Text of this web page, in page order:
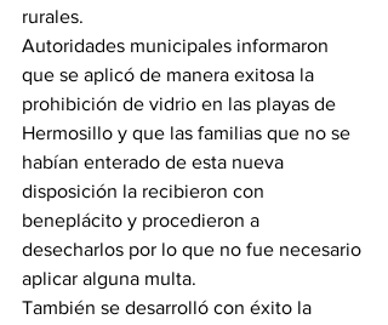
rurales.
Autoridades municipales informaron
que se aplicó de manera exitosa la
prohibición de vidrio en las playas de
Hermosillo y que las familias que no se
habían enterado de esta nueva
disposición la recibieron con
beneplácito y procedieron a
desecharlos por lo que no fue necesario
aplicar alguna multa.
También se desarrolló con éxito la